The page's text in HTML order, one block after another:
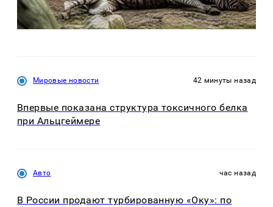
Мировые новости 42 минуты назад
Впервые показана структура токсичного белка
при Альцгеймере
Авто час назад
В России продают турбированную «Оку»: по